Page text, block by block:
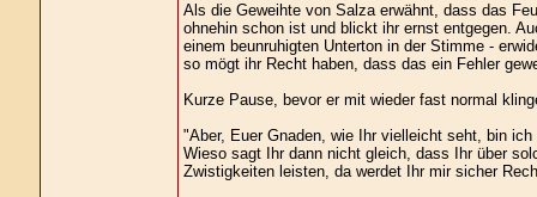
Als die Geweihte von Salza erwähnt, dass das
ohnehin schon ist und blickt ihr ernst entgegen.
einem beunruhigten Unterton in der Stimme -
so mögt ihr Recht haben, dass das ein Fehler
Kurze Pause, bevor er mit wieder fast normal
"Aber, Euer Gnaden, wie Ihr vielleicht seht, bin
Wieso sagt Ihr dann nicht gleich, dass Ihr über
Zwistigkeiten leisten, da werdet Ihr mir sicher